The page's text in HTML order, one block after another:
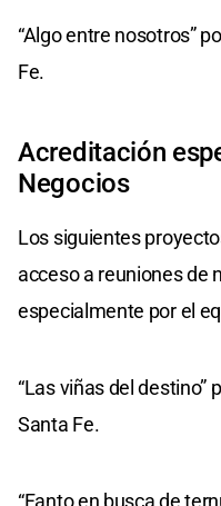
“Algo entre nosotros”
Fe.
Acreditación
Negocios
Los siguientes
acceso a reuniones de
especialmente por el
“Las viñas del destino”
Santa Fe.
“Fanto en busca de